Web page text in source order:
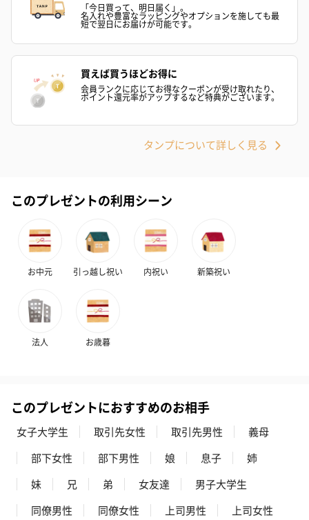
（2,390円） （1,760円）
紅茶・コーヒー・スイーツ
紅茶・コーヒー・スイーツを同梱してお届けいたします。ギフト
への＋αにおすすめです。
アールグレイ（HAPPY
（660円）
アールグレイティー
「今日買って、明日届く」。
名入れや豊富なラッピングやオプションを施しても最
短で翌日にお届けが可能です。
買えば買うほどお得に
会員ランクに応じてお得なクーポンが受け取れたり、
ポイント還元率がアップするなど特典がございます。
タンプについて詳しく見る
このプレゼントの利用シーン
お中元 引っ越し祝い 内祝い 新築祝い
法人 お歳暮
このプレゼントにおすすめのお相手
女子大学生 取引先女性 取引先男性
義母
部下女性
部下男性 娘 息子
姉
妹
兄 弟 女友達
男子大学生
同僚男性
同僚女性 上司男性
上司女性